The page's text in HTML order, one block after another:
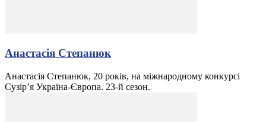
Анастасія Степанюк
Анастасія Степанюк, 20 років, на міжнародному конкурсі
Сузір’я Україна-Європа. 23-й сезон.